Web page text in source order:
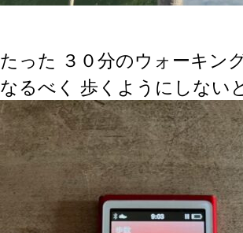
たった ３０分のウォーキン
なるべく 歩くようにしない